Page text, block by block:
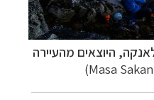
היוצאים מהעיירה